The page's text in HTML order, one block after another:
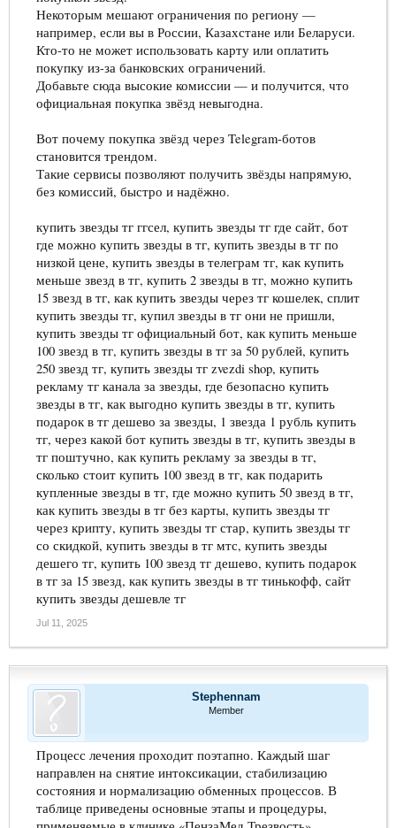
Некоторым мешают ограничения по региону —
например, если вы в России, Казахстане или Беларуси.
Кто-то не может использовать карту или оплатить
покупку из-за банковских ограничений.
Добавьте сюда высокие комиссии — и получится, что
официальная покупка звёзд невыгодна.
Вот почему покупка звёзд через Telegram-ботов
становится трендом.
Такие сервисы позволяют получить звёзды напрямую,
без комиссий, быстро и надёжно.
купить звезды тг ггсел, купить звезды тг где сайт, бот
где можно купить звезды в тг, купить звезды в тг по
низкой цене, купить звезды в телеграм тг, как купить
меньше звезд в тг, купить 2 звезды в тг, можно купить
15 звезд в тг, как купить звезды через тг кошелек, сплит
купить звезды тг, купил звезды в тг они не пришли,
купить звезды тг официальный бот, как купить меньше
100 звезд в тг, купить звезды в тг за 50 рублей, купить
250 звезд тг, купить звезды тг zvezdi shop, купить
рекламу тг канала за звезды, где безопасно купить
звезды в тг, как выгодно купить звезды в тг, купить
подарок в тг дешево за звезды, 1 звезда 1 рубль купить
тг, через какой бот купить звезды в тг, купить звезды в
тг поштучно, как купить рекламу за звезды в тг,
сколько стоит купить 100 звезд в тг, как подарить
купленные звезды в тг, где можно купить 50 звезд в тг,
как купить звезды в тг без карты, купить звезды тг
через крипту, купить звезды тг стар, купить звезды тг
со скидкой, купить звезды в тг мтс, купить звезды
дешего тг, купить 100 звезд тг дешево, купить подарок
в тг за 15 звезд, как купить звезды в тг тинькофф, сайт
купить звезды дешевле тг
Jul 11, 2025
Stephennam
Member
Процесс лечения проходит поэтапно. Каждый шаг
направлен на снятие интоксикации, стабилизацию
состояния и нормализацию обменных процессов. В
таблице приведены основные этапы и процедуры,